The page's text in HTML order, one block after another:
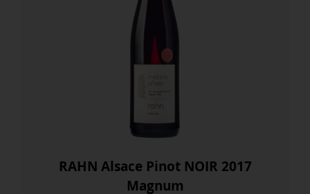
RAHN Alsace Pinot NOIR 2017
Magnum